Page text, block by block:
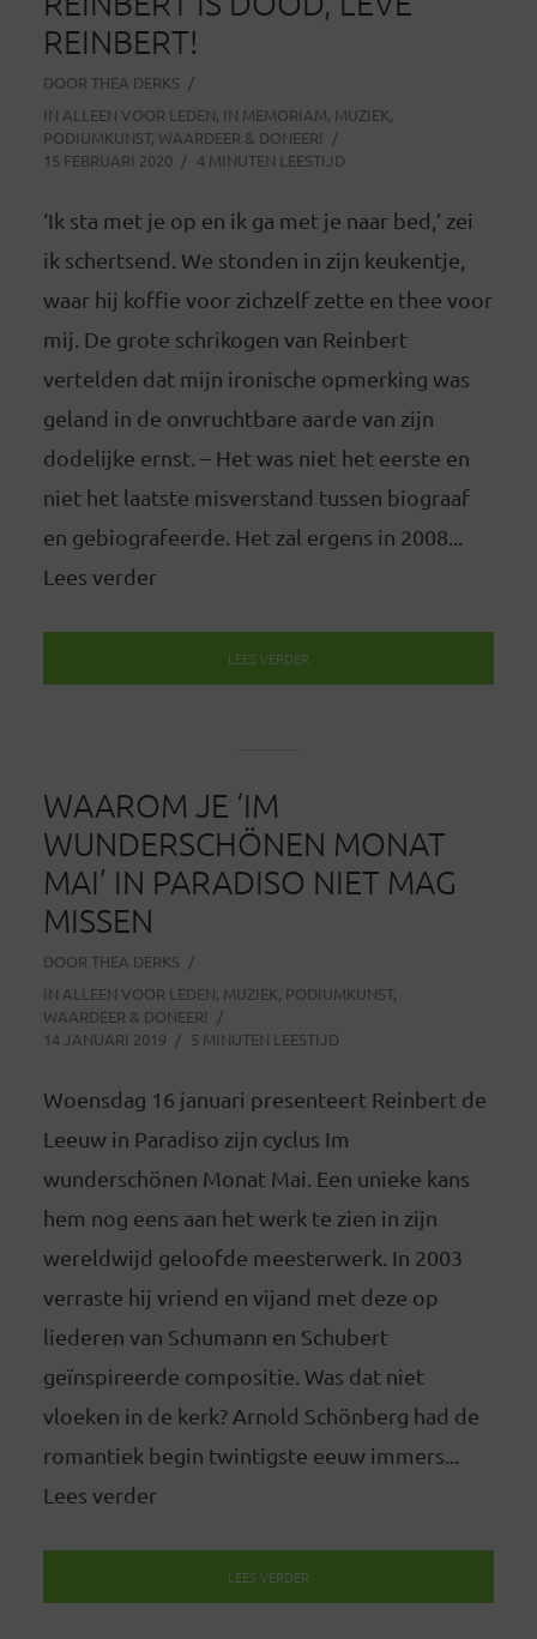
REINBERT!
DOOR THEA DERKS
IN ALLEEN VOOR LEDEN, IN MEMORIAM, MUZIEK,
PODIUMKUNST, WAARDEER & DONEER!
15 FEBRUARI 2020
4 MINUTEN LEESTIJD
‘Ik sta met je op en ik ga met je naar bed,’ zei
ik schertsend. We stonden in zijn keukentje,
waar hij koffie voor zichzelf zette en thee voor
mij. De grote schrikogen van Reinbert
vertelden dat mijn ironische opmerking was
geland in de onvruchtbare aarde van zijn
dodelijke ernst. – Het was niet het eerste en
niet het laatste misverstand tussen biograaf
en gebiografeerde. Het zal ergens in 2008...
Lees verder
LEES VERDER
WAAROM JE ‘IM
WUNDERSCHÖNEN MONAT
MAI’ IN PARADISO NIET MAG
MISSEN
DOOR THEA DERKS
IN ALLEEN VOOR LEDEN, MUZIEK, PODIUMKUNST,
WAARDEER & DONEER!
14 JANUARI 2019
5 MINUTEN LEESTIJD
Woensdag 16 januari presenteert Reinbert de
Leeuw in Paradiso zijn cyclus Im
wunderschönen Monat Mai. Een unieke kans
hem nog eens aan het werk te zien in zijn
wereldwijd geloofde meesterwerk. In 2003
verraste hij vriend en vijand met deze op
liederen van Schumann en Schubert
geïnspireerde compositie. Was dat niet
vloeken in de kerk? Arnold Schönberg had de
romantiek begin twintigste eeuw immers...
Lees verder
LEES VERDER